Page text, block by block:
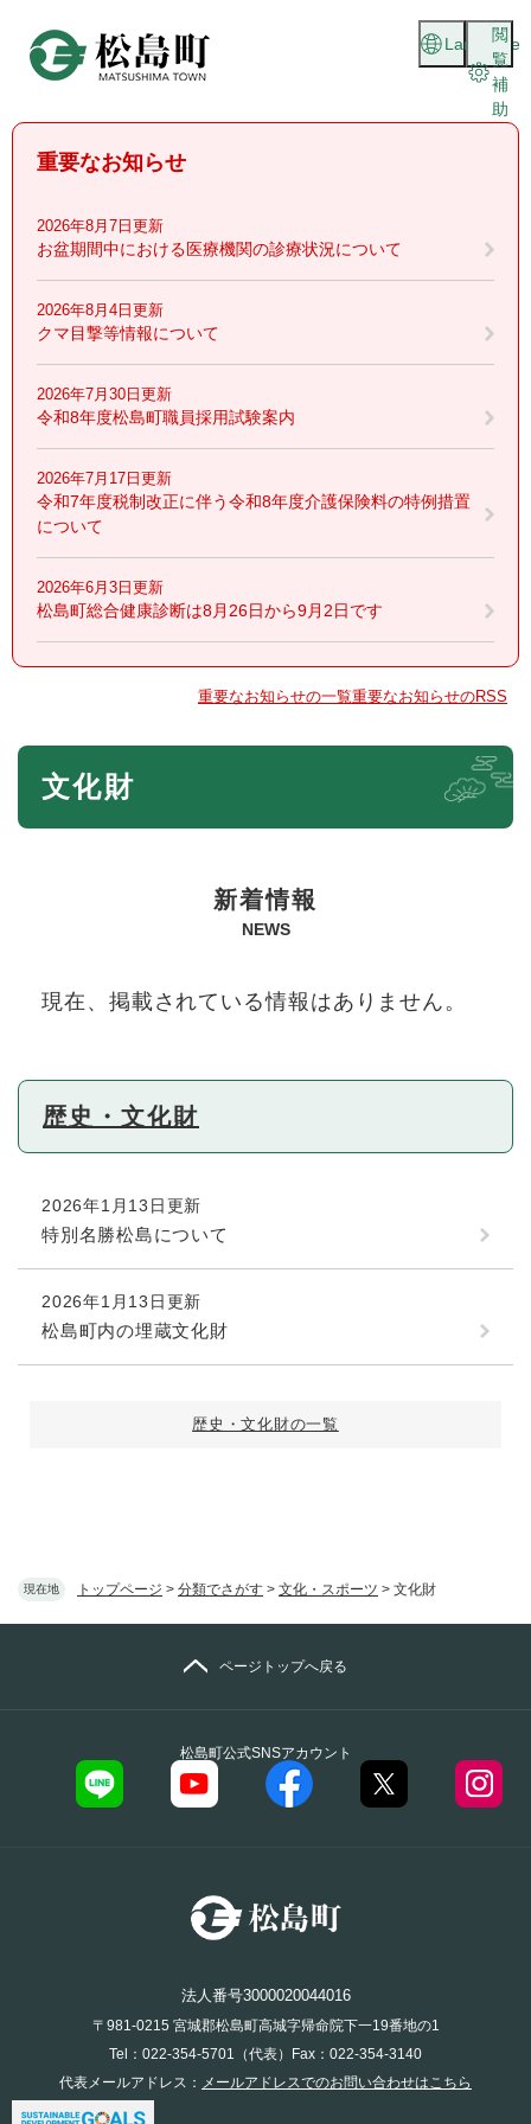
頭
閲
覧
補
助
Language
現在地 トップページ > 分類でさがす > 文化・スポーツ > 文化財
重要なお知らせ
2026年8月7日更新
お盆期間中における医療機関の診療状況について
2026年8月4日更新
クマ目撃等情報について
2026年7月30日更新
令和8年度松島町職員採用試験案内
2026年7月17日更新
令和7年度税制改正に伴う令和8年度介護保険料の特例措置
について
2026年6月3日更新
松島町総合健康診断は8月26日から9月2日です
重要なお知らせの一覧重要なお知らせのRSS
本
文化財
新着情報
NEWS
現在、掲載されている情報はありません。
歴史・文化財
2026年1月13日更新
特別名勝松島について
2026年1月13日更新
松島町内の埋蔵文化財
歴史・文化財の一覧
松島町公式SNSアカウント
ページトップへ戻る
法人番号3000020044016
〒981-0215 宮城郡松島町高城字帰命院下一19番地の1
Tel：022-354-5701（代表）Fax：022-354-3140
代表メールアドレス： メールアドレスでのお問い合わせはこちら